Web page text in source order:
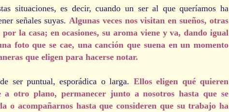
situaciones, es decir, cuando un ser al que queríamos ha
señales suyas. Algunas veces nos visitan en sueños, otras
por la casa; en ocasiones, su aroma viene y va, dando igual
foto que se cae, una canción que suena en un momento
que eligen para hacerse notar.
ser puntual, esporádica o larga. Ellos eligen qué quieren
a otro plano, permanecer junto a nosotros hasta que se
o acompañarnos hasta que consideren que su trabajo ha